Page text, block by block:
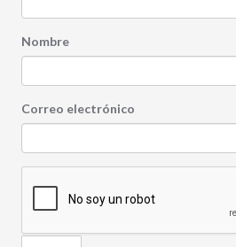
Nombre
Correo electrónico